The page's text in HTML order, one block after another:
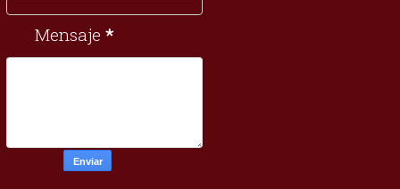
Mensaje *